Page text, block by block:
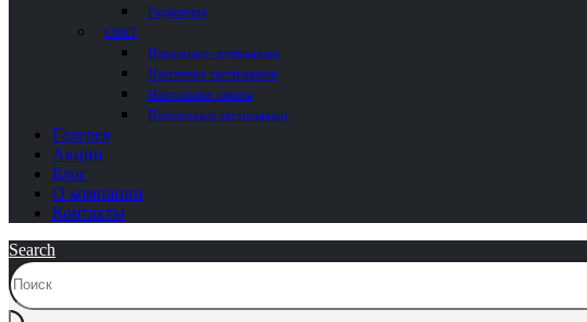
Радиаторы
СВЕТ
Напольные светильники
Настенные светильники
Настольные лампы
Потолочные светильники
Галерея
Акции
Блог
О компании
Контакты
Search